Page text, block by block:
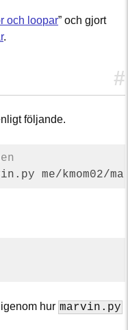
och loopar” och gjort
.
#
följande.
hur marvin.py